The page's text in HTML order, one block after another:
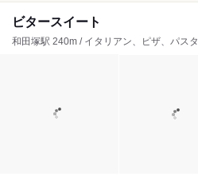
ビタースイート
和田塚駅 240m / イタリアン、ピザ、パスタ